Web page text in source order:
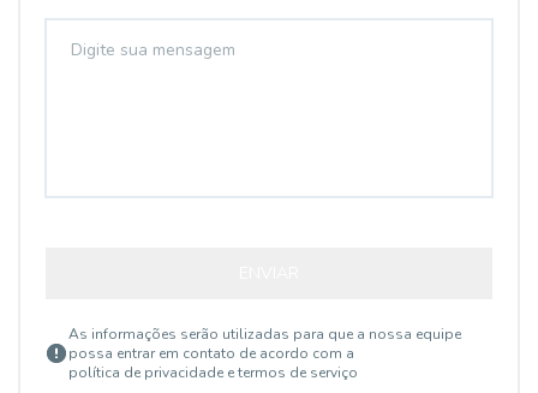
As informações serão utilizadas para que a nossa equipe
possa entrar em contato de acordo com a
política de privacidade e termos de serviço